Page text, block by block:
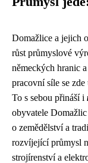
Domažlice a jejich
růst průmyslové
německých hranic
pracovní síle se
To s sebou přináší i
obyvatele
o zemědělství a
rozvíjející průmysl
strojírenství a